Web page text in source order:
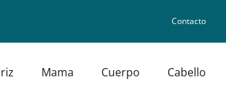
Contacto
Mama Cuerpo Cabello